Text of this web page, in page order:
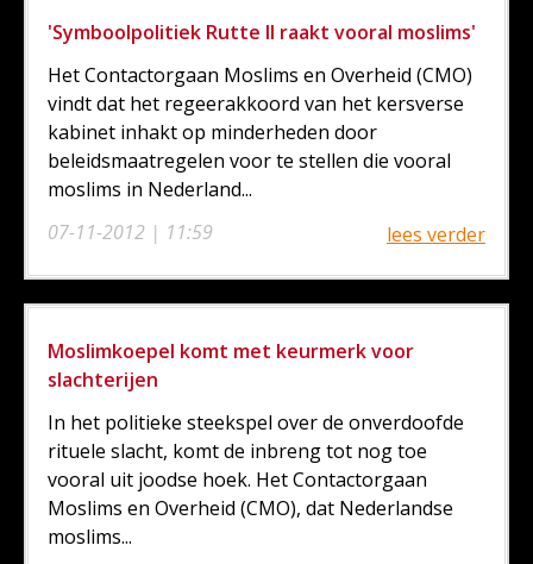
'Symboolpolitiek Rutte II raakt vooral moslims'
07-11-2012 | 11:59
Het Contactorgaan Moslims en Overheid (CMO)
vindt dat het regeerakkoord van het kersverse
kabinet inhakt op minderheden door
beleidsmaatregelen voor te stellen die vooral
moslims in Nederland...
lees verder
Moslimkoepel komt met keurmerk voor
slachterijen
In het politieke steekspel over de onverdoofde
rituele slacht, komt de inbreng tot nog toe
vooral uit joodse hoek. Het Contactorgaan
Moslims en Overheid (CMO), dat Nederlandse
moslims...